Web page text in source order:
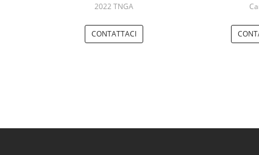
2022 TNGA
CONTATTACI